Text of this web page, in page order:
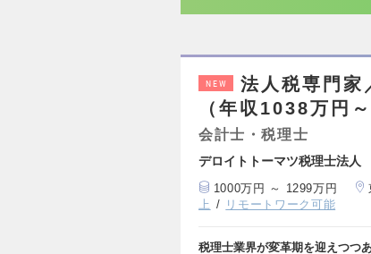
NEW
法人税専門家
（年収1038万円
会計士・税理士
デロイトトーマツ税理士法人
1000万円 ～ 1299万円
上
リモートワーク可能
税理士業界が変革期を迎えつつ